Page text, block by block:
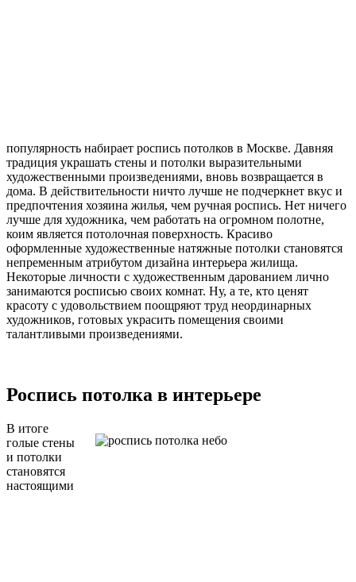
популярность набирает роспись потолков в Москве. Давняя
традиция украшать стены и потолки выразительными
художественными произведениями, вновь возвращается в
дома. В действительности ничто лучше не подчеркнет вкус и
предпочтения хозяина жилья, чем ручная роспись. Нет ничего
лучше для художника, чем работать на огромном полотне,
коим является потолочная поверхность. Красиво
оформленные художественные натяжные потолки становятся
непременным атрибутом дизайна интерьера жилища.
Некоторые личности с художественным дарованием лично
занимаются росписью своих комнат. Ну, а те, кто ценят
красоту с удовольствием поощряют труд неординарных
художников, готовых украсить помещения своими
талантливыми произведениями.
Роспись потолка в интерьере
В итоге
голые стены
и потолки
становятся
настоящими